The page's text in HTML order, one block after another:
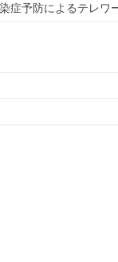
予防によるテレワ